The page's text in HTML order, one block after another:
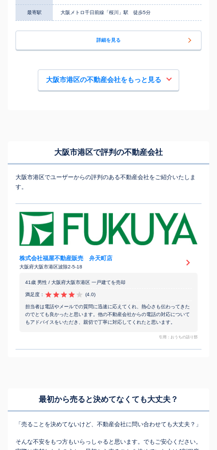
最寄駅 大阪メトロ千日前線「桜川」駅 徒歩5分
詳細を見る
大阪市港区の不動産会社をもっと見る
大阪市港区で評判の不動産会社
大阪市港区でユーザーからの評判のある不動産会社をご紹介いたしま
す。
株式会社福屋不動産販売 弁天町店
大阪府大阪市港区波除2-5-18
41歳 男性 / 大阪府大阪市港区 一戸建てを売却
満足度： (4.0)
担当者は電話やメールでの質問に迅速に応えてくれ、熱心さも伝わってきた
のでとても良かったと思います。他の不動産会社からの電話の対応について
もアドバイスをいただき、親切で丁寧に対応してくれたと思います。
引用：おうちの語り部
最初から売ると決めてなくても大丈夫？
「売ることを決めてないけど、不動産会社に問い合わせても大丈夫？」
そんな不安をもつ方もいらっしゃると思います。でもご安心ください。